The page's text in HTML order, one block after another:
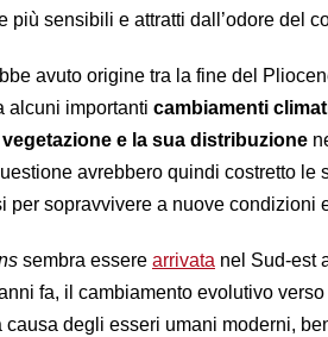
sensibili e attratti dall’odore del
avuto origine tra la fine del
alcuni importanti cambiamenti
e la sua distribuzione
avrebbero quindi costretto le
per sopravvivere a nuove condizioni
sembra essere arrivata nel Sud-est
fa, il cambiamento evolutivo verso
degli esseri umani moderni,